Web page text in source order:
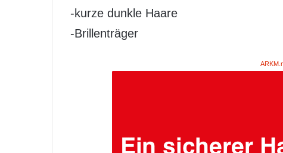
-kurze dunkle Haare
-Brillenträger